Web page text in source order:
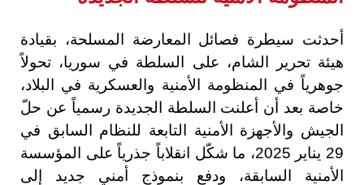
أحدثت سيطرة فصائل المعارضة المسلحة، بقيادة
هيئة تحرير الشام، على السلطة في سوريا، تحولاً
جوهرياً في المنظومة الأمنية والعسكرية في البلاد،
خاصة بعد أن أعلنت السلطة الجديدة رسمياً عن حلّ
الجيش والأجهزة الأمنية التابعة للنظام السابق في
29 يناير 2025، ما شكّل انقلاباً جذرياً على المؤسسة
الأمنية السابقة، ودفع بنموذج أمني جديد إلى